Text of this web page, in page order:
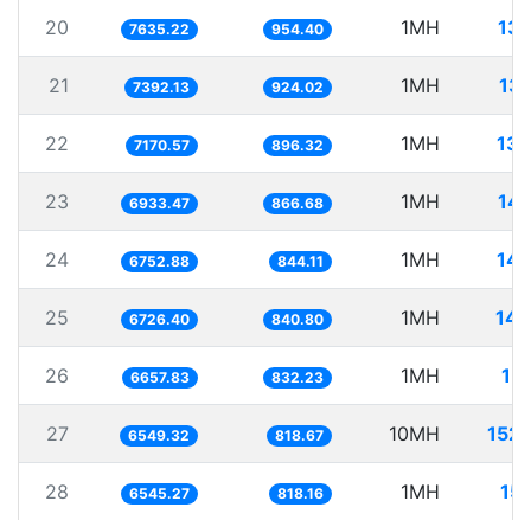
20 7635.22 954.40 1MH
21 7392.13 924.02 1MH
22 7170.57 896.32 1MH
23 6933.47 866.68 1MH
24 6752.88 844.11 1MH
25 6726.40 840.80 1MH
26 6657.83 832.23 1MH
27 6549.32 818.67 10MH
28 6545.27 818.16 1MH